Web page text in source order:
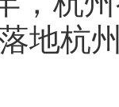
地杭